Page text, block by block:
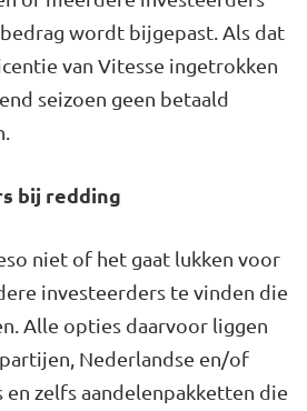
wordt bijgepast. Als dat
van Vitesse ingetrokken
seizoen geen betaald
bij redding
niet of het gaat lukken voor
investeerders te vinden die
Alle opties daarvoor liggen
Nederlandse en/of
zelfs aandelenpakketten die